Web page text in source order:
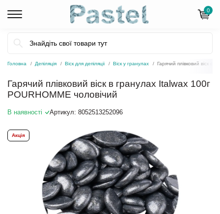
0
Головна Депіляція Віск для депіляціі Віск у гранулах Гарячий плівковий віск в
Гарячий плівковий віск в гранулах Italwax 100г
POURHOMME чоловічий
В наявності Артикул: 8052513252096
Акція